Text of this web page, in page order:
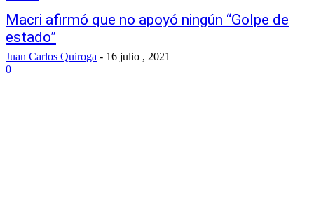
Macri afirmó que no apoyó ningún “Golpe de
estado”
Juan Carlos Quiroga - 16 julio , 2021
0